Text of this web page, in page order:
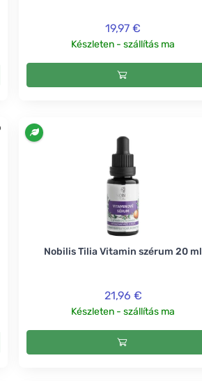
19,97 €
Készleten - szállítás ma
Nobilis Tilia Vitamin szérum 20 ml
21,96 €
Készleten - szállítás ma